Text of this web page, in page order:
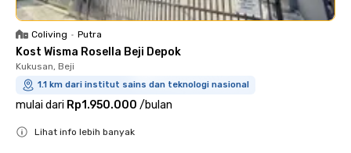
Coliving • Putra
Kost Wisma Rosella Beji Depok
Kukusan, Beji
1.1 km dari institut sains dan teknologi nasional
mulai dari Rp1.950.000 /bulan
Lihat info lebih banyak